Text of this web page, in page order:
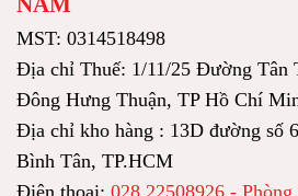
MST: 0314518498
Địa chỉ Thuế: 1/11/25 Đường Tân
Đông Hưng Thuận, TP Hồ Chí
Địa chỉ kho hàng : 13D đường số
Bình Tân, TP.HCM
Điện thoại: 028.22508926 -